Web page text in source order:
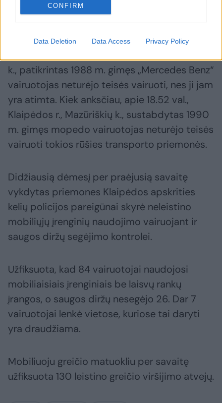
CONFIRM
Data Deletion Data Access Privacy Policy
automobilį BMW, nors teisės vairuoti nėra
įgijęs.
k., patikrintas 1988 m. gimęs „Mercedes Benz“
vairuotojas neturėjo teisės vairuoti, nes ji jam
yra atimta. Kiek anksčiau, apie 18.52 val.,
Klaipėdos r., Mazūriškių k., sustabdytas 1990
m. gimęs mopedo vairuotojas neturėjo teisės
vairuoti tokios rūšies transporto priemonės.
Didžiausią dėmesį per praėjusią savaitę
vykdytas priemones Klaipėdos apskrities
kelių policijos pareigūnai skyrė neleistino
mobiliųjų įrenginių naudojimo vairuojant ir
saugos diržų segėjimo kontrolei.
Užfiksuota, kad 84 vairuotojai naudojosi
mobiliaisiais įrenginiais be laisvų rankų
įrangos, o saugos diržų nesegėjo 26. Dar 7
vairuotojai lenkė vietose, kuriose tai daryti
yra draudžiama.
Mobiliuoju greičio matuokliu per savaitę
užfiksuota 130 leistino greičio viršijimo atvejų.